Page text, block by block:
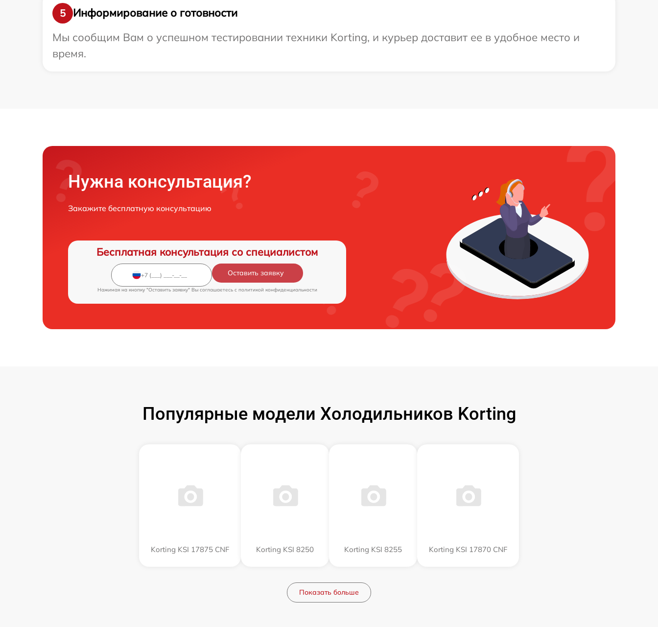
5
Информирование о готовности
Мы сообщим Вам о успешном тестировании техники Korting, и курьер доставит ее в удобное место и
время.
Нужна консультация?
Закажите бесплатную консультацию
Бесплатная консультация со специалистом
Оставить заявку
Нажимая на кнопку "Оставить заявку" Вы соглашаетесь c политикой конфиденциальности
Популярные модели Холодильников Korting
Korting KSI 17875 CNF Korting KSI 8250 Korting KSI 8255 Korting KSI 17870 CNF
Показать больше